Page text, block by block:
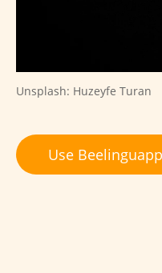
Unsplash: Huzeyfe Turan
Use Beelinguapp